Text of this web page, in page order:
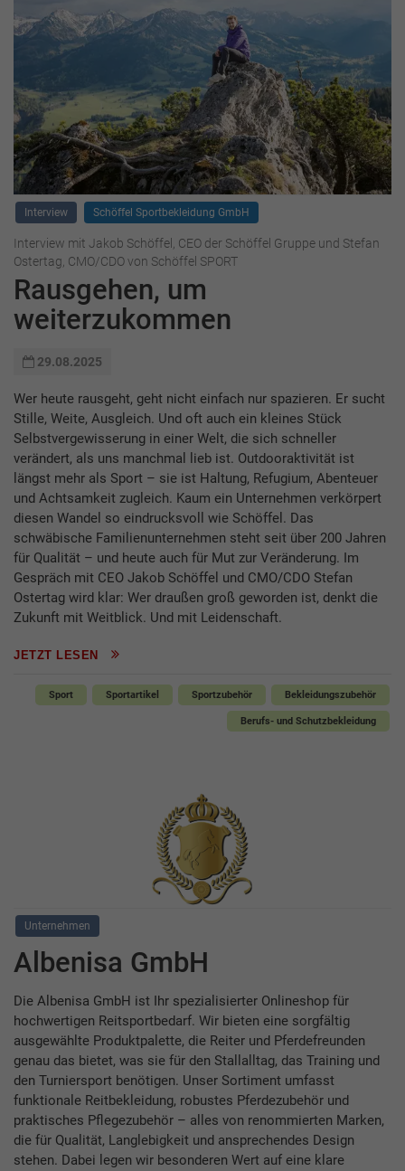
Interview Schöffel Sportbekleidung GmbH
Interview mit Jakob Schöffel, CEO der Schöffel Gruppe und Stefan
Ostertag, CMO/CDO von Schöffel SPORT
Rausgehen, um
weiterzukommen
29.08.2025
Wer heute rausgeht, geht nicht einfach nur spazieren. Er sucht
Stille, Weite, Ausgleich. Und oft auch ein kleines Stück
Selbstvergewisserung in einer Welt, die sich schneller
verändert, als uns manchmal lieb ist. Outdooraktivität ist
längst mehr als Sport – sie ist Haltung, Refugium, Abenteuer
und Achtsamkeit zugleich. Kaum ein Unternehmen verkörpert
diesen Wandel so eindrucksvoll wie Schöffel. Das
schwäbische Familienunternehmen steht seit über 200 Jahren
für Qualität – und heute auch für Mut zur Veränderung. Im
Gespräch mit CEO Jakob Schöffel und CMO/CDO Stefan
Ostertag wird klar: Wer draußen groß geworden ist, denkt die
Zukunft mit Weitblick. Und mit Leidenschaft.
JETZT LESEN
Sport Sportartikel Sportzubehör Bekleidungszubehör
Berufs- und Schutzbekleidung
Unternehmen
Albenisa GmbH
Die Albenisa GmbH ist Ihr spezialisierter Onlineshop für
hochwertigen Reitsportbedarf. Wir bieten eine sorgfältig
ausgewählte Produktpalette, die Reiter und Pferdefreunden
genau das bietet, was sie für den Stallalltag, das Training und
den Turniersport benötigen. Unser Sortiment umfasst
funktionale Reitbekleidung, robustes Pferdezubehör und
praktisches Pflegezubehör – alles von renommierten Marken,
die für Qualität, Langlebigkeit und ansprechendes Design
stehen. Dabei legen wir besonderen Wert auf eine klare